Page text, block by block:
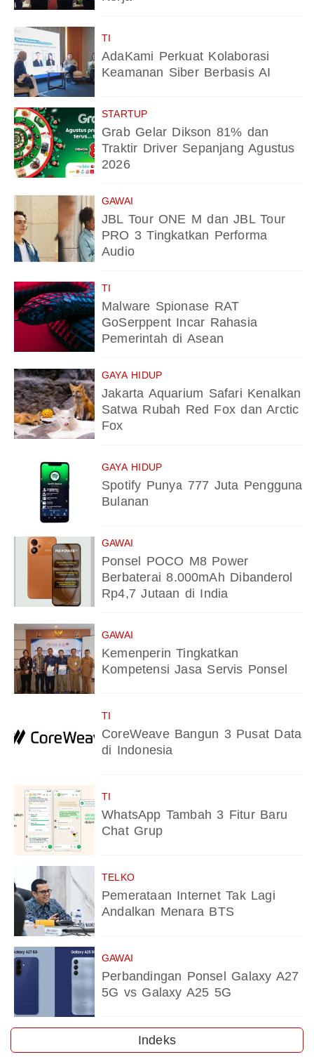
TI
AdaKami Perkuat Kolaborasi
Keamanan Siber Berbasis AI
STARTUP
Grab Gelar Dikson 81% dan
Traktir Driver Sepanjang Agustus
2026
GAWAI
JBL Tour ONE M dan JBL Tour
PRO 3 Tingkatkan Performa
Audio
TI
Malware Spionase RAT
GoSerppent Incar Rahasia
Pemerintah di Asean
GAYA HIDUP
Jakarta Aquarium Safari Kenalkan
Satwa Rubah Red Fox dan Arctic
Fox
GAYA HIDUP
Spotify Punya 777 Juta Pengguna
Bulanan
GAWAI
Ponsel POCO M8 Power
Berbaterai 8.000mAh Dibanderol
Rp4,7 Jutaan di India
GAWAI
Kemenperin Tingkatkan
Kompetensi Jasa Servis Ponsel
TI
CoreWeave Bangun 3 Pusat Data
di Indonesia
TI
WhatsApp Tambah 3 Fitur Baru
Chat Grup
TELKO
Pemerataan Internet Tak Lagi
Andalkan Menara BTS
GAWAI
Perbandingan Ponsel Galaxy A27
5G vs Galaxy A25 5G
Indeks